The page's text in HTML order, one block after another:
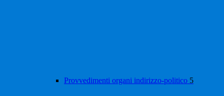
Provvedimenti organi indirizzo-politico 5